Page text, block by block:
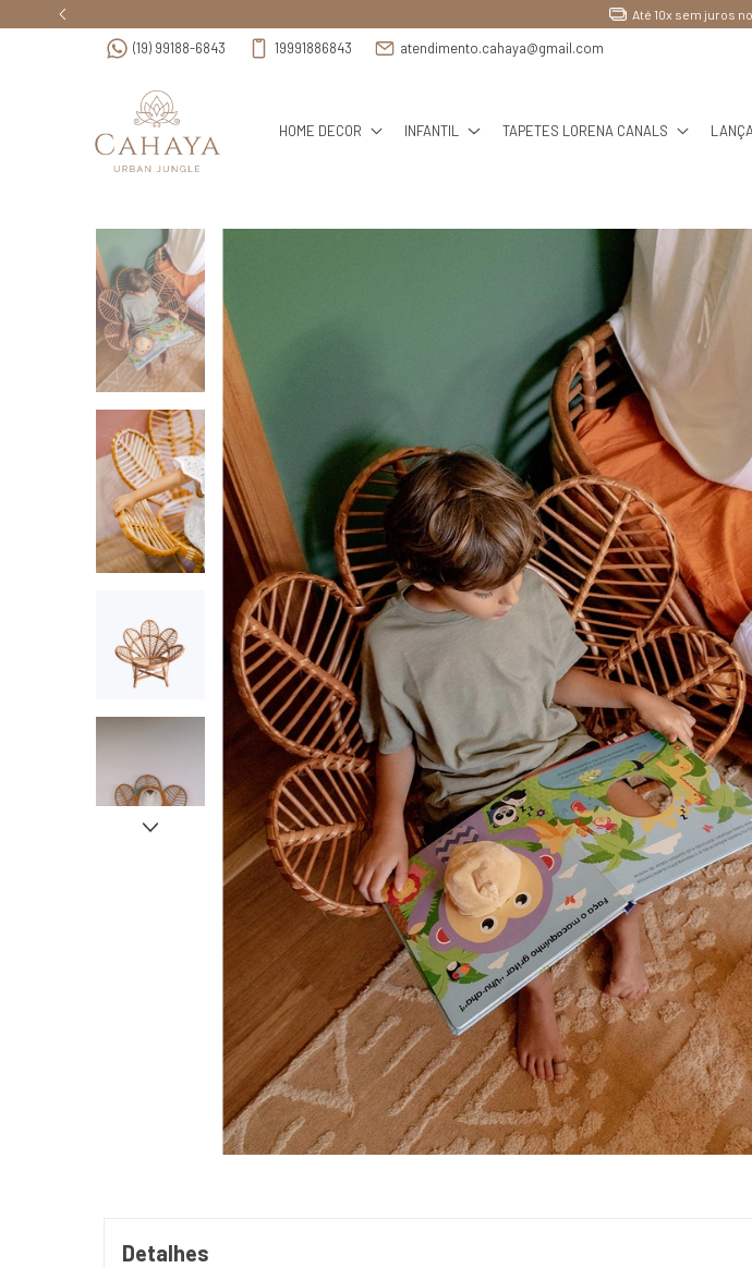
Até 10x sem juros
(19) 99188-6843 19991886843 atendimento.cahaya@gmail.com
HOME DECOR INFANTIL TAPETES LORENA CANALS
Detalhes